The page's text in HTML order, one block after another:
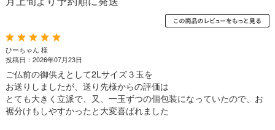
ひーちゃん 様
投稿日：2026年07月23日
ご仏前の御供えとして2Lサイズ３玉を
お送りしましたが、送り先様からの評価は
とても大きく立派で、又、一玉ずつの個包装になっていたので、お
裾分けもしやすかったと大変喜ばれました